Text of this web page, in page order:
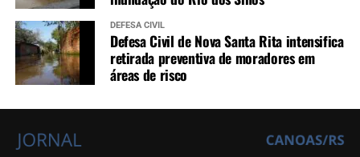
DEFESA CIVIL
Defesa Civil de Nova Santa Rita intensifica
retirada preventiva de moradores em
áreas de risco